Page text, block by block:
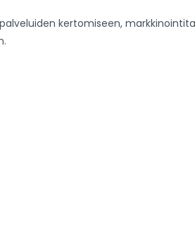
kertomiseen,